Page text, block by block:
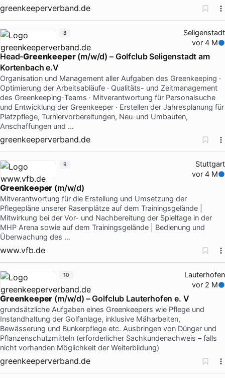
greenkeeperverband.de
Seligenstadt
vor 4 M
Head-Greenkeeper(m/w/d) – Golfclub Seligenstadt am
Kortenbach e.V
Organisation und Management aller Aufgaben des Greenkeeping ·
Optimierung der Arbeitsabläufe · Qualitäts- und Zeitmanagement
des Greenkeeping-Teams · Mitverantwortung für Personalsuche
und Entwicklung der Greenkeeper · Erstellen der Jahresplanung für
Platzpflege, Turniervorbereitungen, Neu-und Umbauten,
Anschaffungen und …
greenkeeperverband.de
8
Stuttgart
vor 4 M
Greenkeeper (m/w/d)
Mitverantwortung für die Erstellung und Umsetzung der
Pflegepläne unserer Rasenplätze auf dem Trainingsgelände |
Mitwirkung bei der Vor- und Nachbereitung der Spieltage in der
MHP Arena sowie auf dem Trainingsgelände | Bedienung und
Überwachung des …
www.vfb.de
9
Lauterhofen
vor 2 M
Greenkeeper (m/w/d) – Golfclub Lauterhofen e. V
grundsätzliche Aufgaben eines Greenkeepers wie Pflege und
Instandhaltung der Golfanlage, inklusive Mäharbeiten,
Bewässerung und Bunkerpflege etc. Ausbringen von Dünger und
Pflanzenschutzmitteln (erforderlicher Sachkundenachweis – falls
nicht vorhanden Möglichkeit der Weiterbildung)
greenkeeperverband.de
10